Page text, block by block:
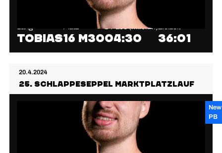
Lang
Tobias
Platz
16 M30
⌀ Pace (min/km)
04:30
Zielzeit
36:01
20.4.2024
25. Schlappeseppel Marktplatzlauf
New
PB